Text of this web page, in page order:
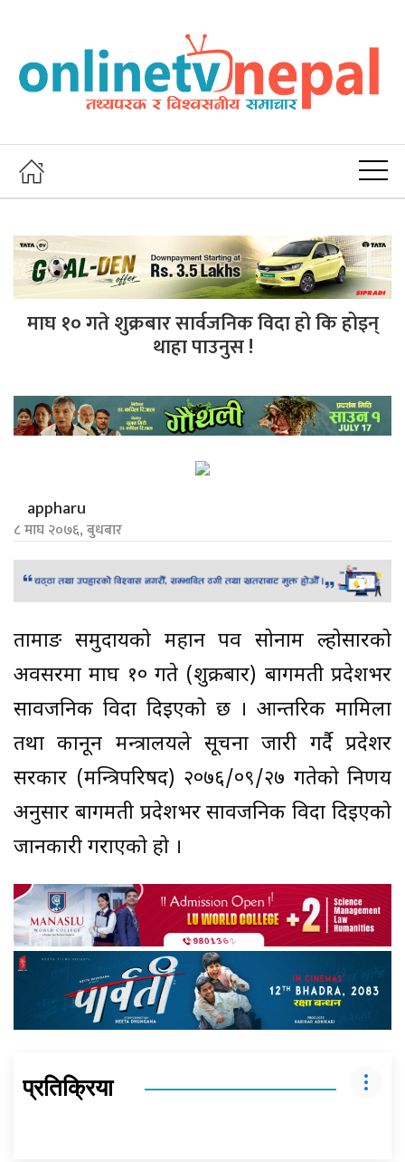
माघ १० गते शुक्रबार सार्वजनिक विदा हो कि होइन्
थाहा पाउनुस !
appharu
८ माघ २०७६, बुधबार
तामाङ समुदायको महान पर्व सोनाम ल्होसारको
अवसरमा माघ १० गते (शुक्रबार) बागमती प्रदेशभर
सार्वजनिक विदा दिइएको छ । आन्तरिक मामिला
तथा कानून मन्त्रालयले सूचना जारी गर्दै प्रदेशर
सरकार (मन्त्रिपरिषद) २०७६/०९/२७ गतेको निर्णय
अनुसार बागमती प्रदेशभर सार्वजनिक विदा दिइएको
जानकारी गराएको हो ।
प्रतिक्रिया